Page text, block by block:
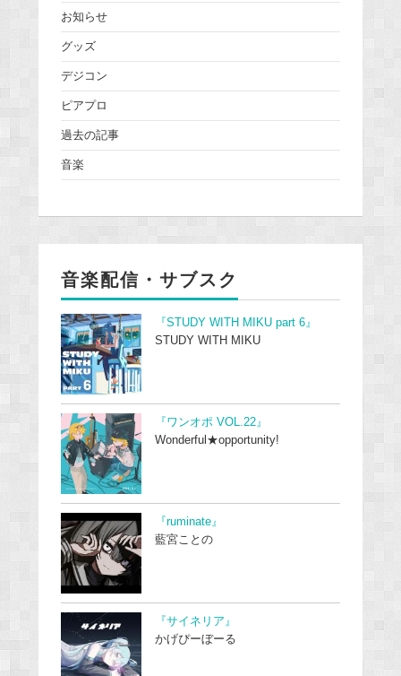
お知らせ
グッズ
デジコン
ピアプロ
過去の記事
音楽
音楽配信・サブスク
『STUDY WITH MIKU part 6』
STUDY WITH MIKU
『ワンオポ VOL.22』
Wonderful★opportunity!
『ruminate』
藍宮ことの
『サイネリア』
かげぴーぼーる